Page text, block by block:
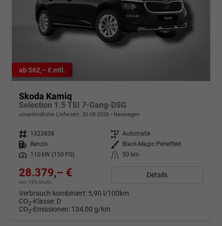
ab 562,– € mtl.
Skoda Kamiq
Selection 1.5 TSI 7-Gang-DSG
unverbindliche Lieferzeit: 20.08.2026 Neuwagen
Fahrzeugnr. 1323838 Getriebe Automatik
Kraftstoff
Benzin Außenfarbe
Black-Magic Perleffekt
Leistung
110 kW (150 PS) Kilometerstand 50 km
28.379,– €
incl. 19% MwSt.
Details
Verbrauch kombiniert: 5,90 l/100km
CO2-Klasse: D
CO2-Emissionen: 134,00 g/km